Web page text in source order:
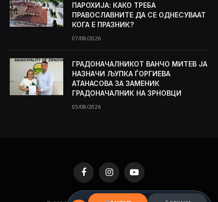
ПАРОХИЈА: КАКО ТРЕБА
ПРАВОСЛАВНИТЕ ДА СЕ ОДНЕСУВААТ
КОГА Е ПРАЗНИК?
07/08/2026
ГРАДОНАЧАЛНИКОТ ВАНЧО МИТЕВ ЈА
НАЗНАЧИ ЉУПКА ЃОРГИЕВА
АТАНАСОВА ЗА ЗАМЕНИК
ГРАДОНАЧАЛНИК НА ЗРНОВЦИ
05/08/2026
FacebookInstagramYouTube